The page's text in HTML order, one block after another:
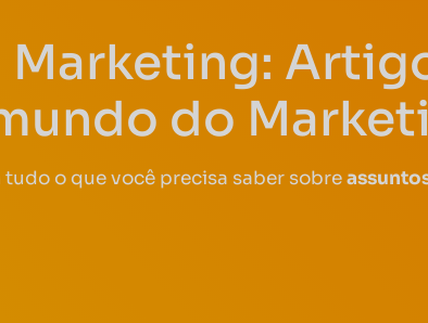
Marketing:
do
o que você precisa saber sobre